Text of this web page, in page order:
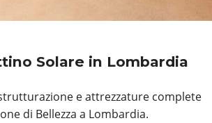
Solare in Lombardia
e attrezzature complete
di Bellezza a Lombardia.